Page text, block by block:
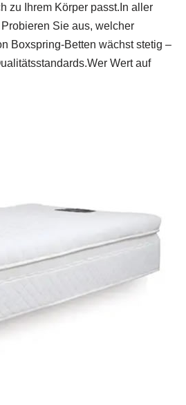
zu Ihrem Körper passt.In aller
Sie aus, welcher
Boxspring-Betten wächst stetig –
Wert auf